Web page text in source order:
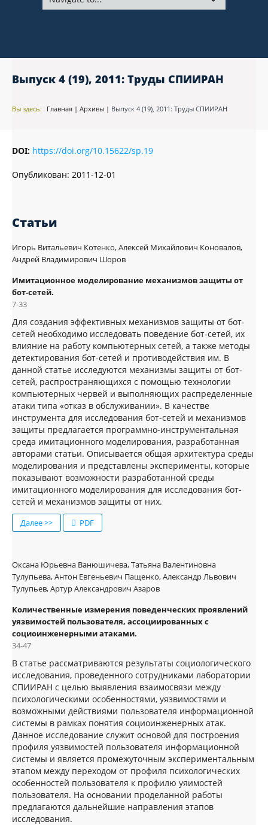
Выпуск 4 (19), 2011: Труды СПИИРАН
Вы здесь: Главная | Архивы | Выпуск 4 (19), 2011: Труды СПИИРАН
DOI: https://doi.org/10.15622/sp.19
Опубликован: 2011-12-01
Статьи
Игорь Витальевич Котенко, Алексей Михайлович Коновалов,
Андрей Владимирович Шоров
Имитационное моделирование механизмов защиты от
бот-сетей.
7-33
Для создания эффективных механизмов защиты от бот-
сетей необходимо исследовать поведение бот-сетей, их
влияние на работу компьютерных сетей, а также методы
детектирования бот-сетей и противодействия им. В
данной статье исследуются механизмы защиты от бот-
сетей, распространяющихся с помощью технологии
компьютерных червей и выполняющих распределенные
атаки типа «отказ в обслуживании». В качестве
инструмента для исследования бот-сетей и механизмов
защиты предлагается программно-инструментальная
среда имитационного моделирования, разработанная
авторами статьи. Описывается общая архитектура среды
моделирования и представлены эксперименты, которые
показывают возможности разработанной среды
имитационного моделирования для исследования бот-
сетей и механизмов защиты от них.
Далее >> PDF
Оксана Юрьевна Ванюшичева, Татьяна Валентиновна
Тулупьева, Антон Евгеньевич Пащенко, Александр Львович
Тулупьев, Артур Александрович Азаров
Количественные измерения поведенческих проявлений
уязвимостей пользователя, ассоциированных с
социоинженерными атаками.
34-47
В статье рассматриваются результаты социологического
исследования, проведенного сотрудниками лаборатории
СПИИРАН с целью выявления взаимосвязи между
психологическими особенностями, уязвимостями и
возможными действиями пользователя информационной
системы в рамках понятия социоинженерных атак.
Данное исследование служит основой для построения
профиля уязвимостей пользователя информационной
системы и является промежуточным экспериментальным
этапом между переходом от профиля психологических
особенностей пользователя к профилю уяимостей
пользователя. На основании проделанной работы
предлагаются дальнейшие направления этапов
исследования.